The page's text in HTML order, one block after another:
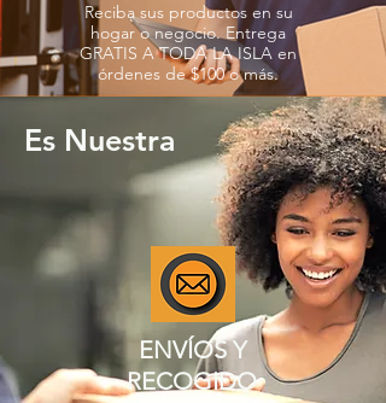
Reciba sus productos en su
hogar o negocio. Entrega
GRATIS A TODA LA ISLA en
órdenes de $100 o más.
Es Nuestra
ENVÍOS Y
RECOGIDO